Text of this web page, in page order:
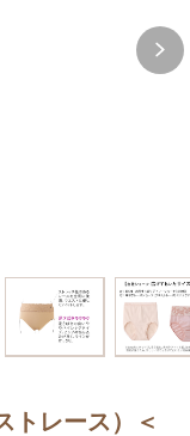
トレース）＜